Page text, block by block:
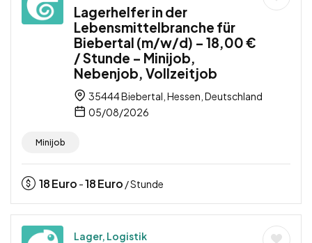
Lagerhelfer in der
Lebensmittelbranche für
Biebertal (m/w/d) – 18,00 €
/ Stunde – Minijob,
Nebenjob, Vollzeitjob
35444 Biebertal, Hessen, Deutschland
05/08/2026
Minijob
18Euro -18Euro / Stunde
Lager, Logistik